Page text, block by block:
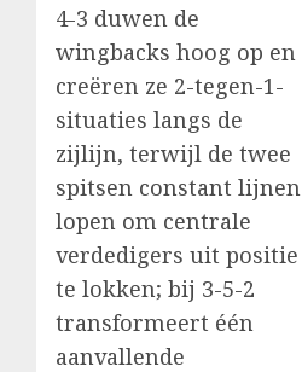
4-3 duwen de
wingbacks hoog op en
creëren ze 2-tegen-1-
situaties langs de
zijlijn, terwijl de twee
spitsen constant lijnen
lopen om centrale
verdedigers uit positie
te lokken; bij 3-5-2
transformeert één
aanvallende